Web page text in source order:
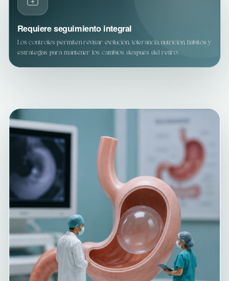
Requiere seguimiento integral
Los controles permiten revisar evolución, tolerancia, nutrición, hábitos y
estrategias para mantener los cambios después del retiro.